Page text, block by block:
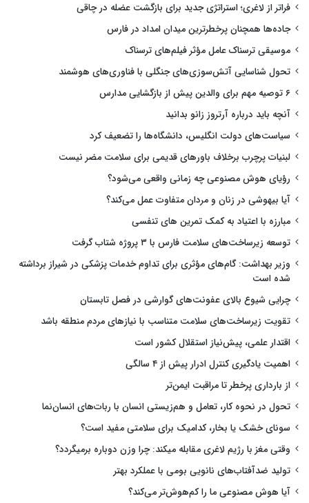
فراتر از لاغری؛ استراتژی جدید برای بازگشت عضله در چاقی
جاده‌ها همچنان پرخطرترین میدان امداد در فارس
موسیقی ترسناک عامل مؤثر فیلم‌های ترسناک
تحول شناسایی آتش‌سوزی‌های جنگلی با فناوری‌های هوشمند
۶ توصیه مهم برای والدین پیش از بازگشایی مدارس
آنچه باید درباره آرتروز زانو بدانید
سیاست‌های دولت انگلیس، دانشگاه‌ها را تضعیف کرد
لبنیات پرچرب برخلاف باورهای قدیمی برای سلامت مضر نیست
رؤیای هوش مصنوعی چه زمانی واقعی می‌شود؟
آیا بیهوشی در زنان و مردان متفاوت عمل می‌کند؟
مبارزه با اعتیاد به کمک تمرین های تنفسی
توسعه زیرساخت‌های سلامت فارس با ۳ پروژه شتاب گرفت
وزیر بهداشت: گام‌های مؤثری برای تداوم خدمات پزشکی در شیراز برداشته
شده است
چرایی شیوع بالای عفونت‌های گوارشی در فصل تابستان
تقویت زیرساخت‌های سلامت متناسب با نیازهای مردم منطقه باشد
اقتدار علمی، پیش‌نیاز استقلال کشور است
اهمیت یادگیری کنترل ادرار پیش از ۴ سالگی
از بارداری پرخطر تا مراقبت ایمن‌تر
تحول در نحوه کار، تعامل و هم‌زیستی انسان با ربات‌های انسان‌نما
سونای خشک یا بخار، کدامیک برای سلامتی مفید است؟
وقتی مغز با رژیم لاغری مقابله میکند: چرا وزن دوباره برمیگردد؟
تولید ضدآفتاب‌های نانویی بومی با عملکرد بهتر
آیا هوش مصنوعی ما را کم‌هوش‌تر می‌کند؟